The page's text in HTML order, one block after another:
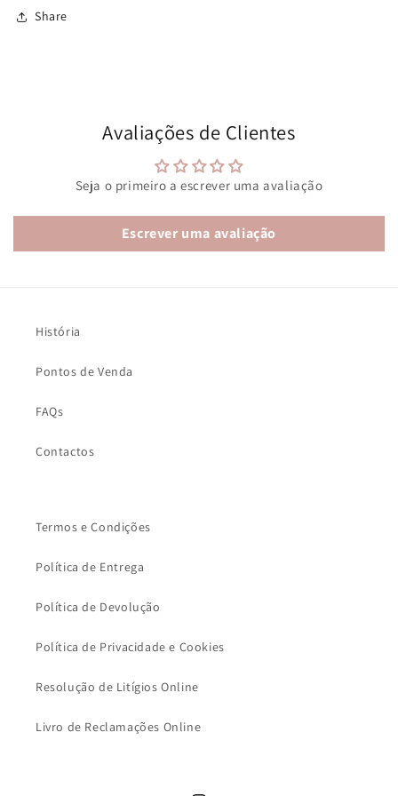
Share
Avaliações de Clientes
Seja o primeiro a escrever uma avaliação
Escrever uma avaliação
História
Pontos de Venda
FAQs
Contactos
Termos e Condições
Política de Entrega
Política de Devolução
Política de Privacidade e Cookies
Resolução de Litígios Online
Livro de Reclamações Online